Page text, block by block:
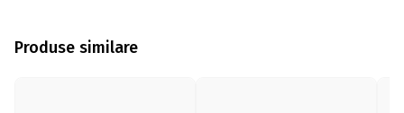
Produse similare